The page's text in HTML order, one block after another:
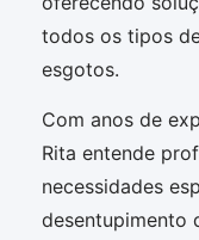
todos os tipos
esgotos.
Com anos de
Rita entende
necessidades
desentupimento